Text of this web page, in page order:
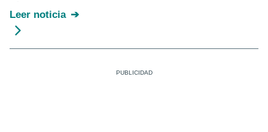
Leer noticia